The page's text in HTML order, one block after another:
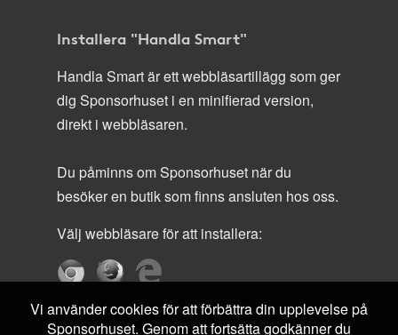
Installera "Handla Smart"
Handla Smart är ett webbläsartillägg som ger
dig Sponsorhuset i en minifierad version,
direkt i webbläsaren.
Du påminns om Sponsorhuset när du
besöker en butik som finns ansluten hos oss.
Välj webbläsare för att installera:
Vi använder cookies för att förbättra din upplevelse på
Sponsorhuset. Genom att fortsätta godkänner du